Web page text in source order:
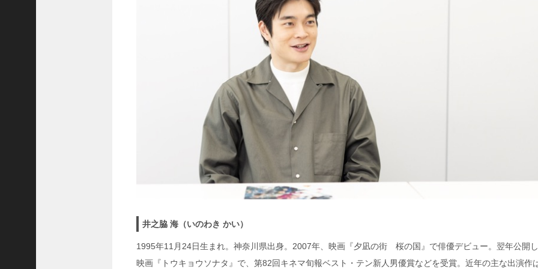
井之脇 海（いのわき かい）
1995年11月24日生まれ。神奈川県出身。2007年、映画『夕凪の街 桜の国』で俳優デビュー。翌年公開
映画『トウキョウソナタ』で、第82回キネマ旬報ベスト・テン新人男優賞などを受賞。近年の主な出演作